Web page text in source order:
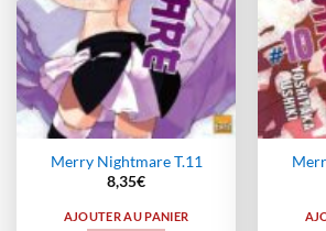
Merry Nightmare T.11
8,35€
AJOUTER AU PANIER